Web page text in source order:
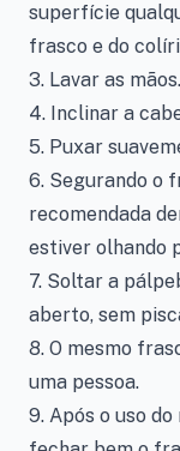
superfície
frasco e do
3. Lavar as mãos.
4. Inclinar a
5. Puxar
6. Segurando o
recomendada
estiver olhando
7. Soltar a
aberto, sem
8. O mesmo
uma pessoa.
9. Após o uso